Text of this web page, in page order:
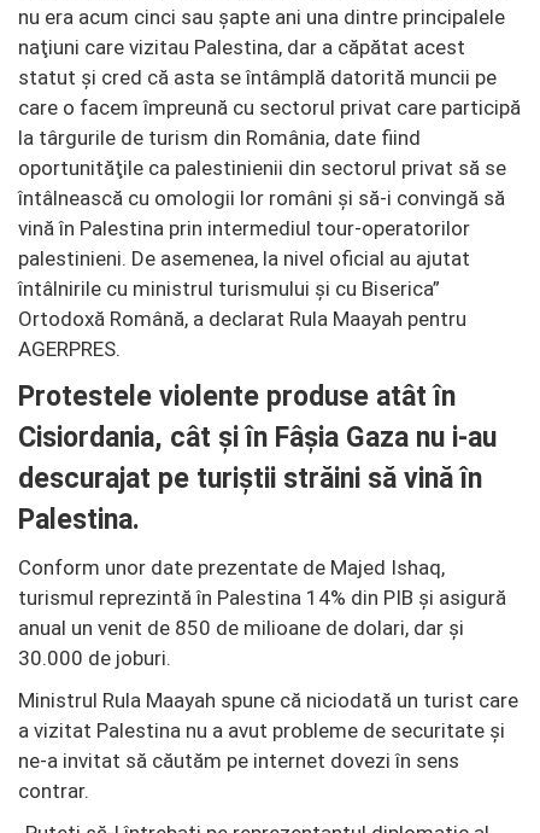
nu era acum cinci sau şapte ani una dintre principalele
naţiuni care vizitau Palestina, dar a căpătat acest
statut şi cred că asta se întâmplă datorită muncii pe
care o facem împreună cu sectorul privat care participă
la târgurile de turism din România, date fiind
oportunităţile ca palestinienii din sectorul privat să se
întâlnească cu omologii lor români şi să-i convingă să
vină în Palestina prin intermediul tour-operatorilor
palestinieni. De asemenea, la nivel oficial au ajutat
întâlnirile cu ministrul turismului şi cu Biserica”
Ortodoxă Română, a declarat Rula Maayah pentru
AGERPRES.
Protestele violente produse atât în
Cisiordania, cât şi în Fâşia Gaza nu i-au
descurajat pe turiştii străini să vină în
Palestina.
Conform unor date prezentate de Majed Ishaq,
turismul reprezintă în Palestina 14% din PIB şi asigură
anual un venit de 850 de milioane de dolari, dar şi
30.000 de joburi.
Ministrul Rula Maayah spune că niciodată un turist care
a vizitat Palestina nu a avut probleme de securitate şi
ne-a invitat să căutăm pe internet dovezi în sens
contrar.